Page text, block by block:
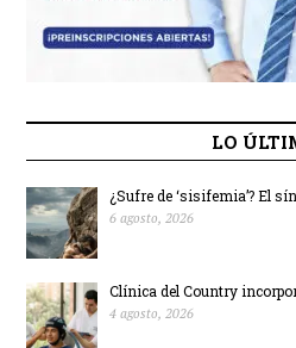
LO
¿Sufre de ‘sisifemia’? El
6 agosto, 2026
Clínica del Country
4 agosto, 2026